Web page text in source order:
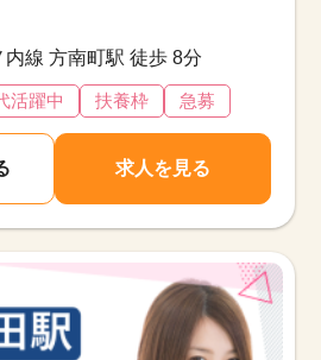
線 方南町駅 徒歩 8分
活躍中 扶養枠 急募
求人を見る